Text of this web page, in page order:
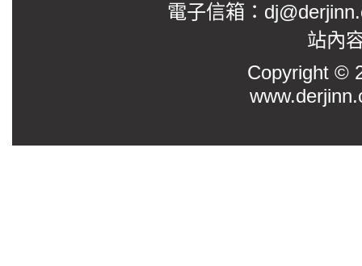
電子信箱：
站內
Copyright ©